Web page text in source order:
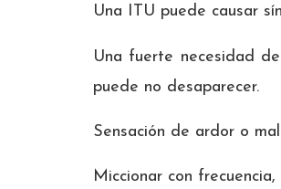
Una ITU puede causar
Una fuerte necesidad
puede no desaparecer.
Sensación de ardor o
Miccionar con